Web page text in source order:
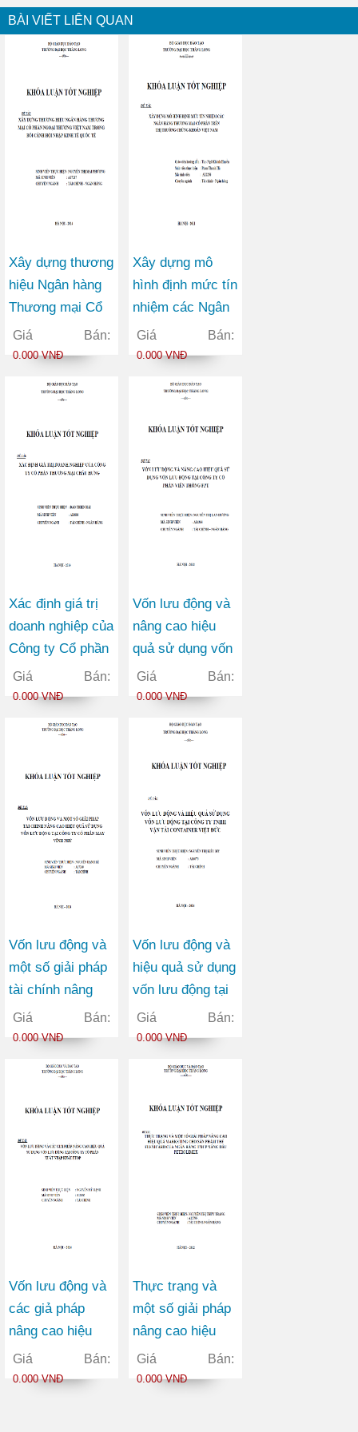
BÀI VIẾT LIÊN QUAN
Xây dựng thương
hiệu Ngân hàng
Thương mại Cổ
phần Ngoại
thương Việt Nam
hội nhập kinh tế
Giá Bán:
0.000 VNĐ
Xây dựng mô
hình định mức tín
nhiệm các Ngân
hàng Thương mại
Cổ phần trên thị
khoán Việt Nam
Giá Bán:
0.000 VNĐ
Xác định giá trị
doanh nghiệp của
Công ty Cổ phần
Thương mại
Châu Hưng
Giá Bán:
0.000 VNĐ
Vốn lưu động và
nâng cao hiệu
quả sử dụng vốn
lưu động tại Công
ty Cổ phần Viễn
Giá Bán:
0.000 VNĐ
Vốn lưu động và
một số giải pháp
tài chính nâng
cao hiệu quả sử
dụng vốn lưu
Cổ phần May
Giá Bán:
0.000 VNĐ
Vốn lưu động và
hiệu quả sử dụng
vốn lưu động tại
công ty TNHH
vận tải container
Giá Bán:
0.000 VNĐ
Vốn lưu động và
các giả pháp
nâng cao hiệu
quả sử dụng vốn
lưu động tại Công
Giá Bán:
0.000 VNĐ
Thực trạng và
một số giải pháp
nâng cao hiệu
quả marketing
cho sản phẩm
Giá Bán:
0.000 VNĐ